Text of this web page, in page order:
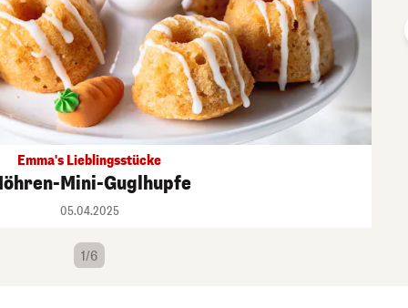
Emma's Lieblingsstücke
Mini-Guglhupfe
05.04.2025
1/6